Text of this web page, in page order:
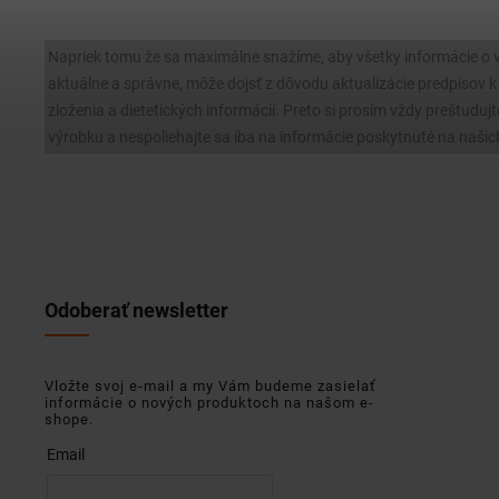
Napriek tomu že sa maximálne snažíme, aby všetky informácie o
aktuálne a správne, môže dojsť z dôvodu aktualizácie predpisov
zloženia a dietetických informácií. Preto si prosím vždy
Odoberať newsletter
Vložte svoj e-mail a my Vám budeme zasielať
informácie o nových produktoch na našom e-
shope.
Email